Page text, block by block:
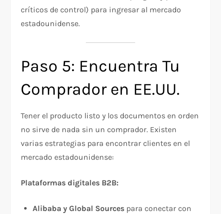
críticos de control) para ingresar al mercado
estadounidense.
Paso 5: Encuentra Tu
Comprador en EE.UU.
Tener el producto listo y los documentos en orden
no sirve de nada sin un comprador. Existen
varias estrategias para encontrar clientes en el
mercado estadounidense:
Plataformas digitales B2B:
Alibaba y Global Sources para conectar con